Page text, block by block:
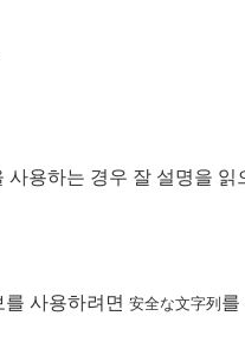
용하는 경우 잘 설명을 읽
사용하려면 安全な文字列 를